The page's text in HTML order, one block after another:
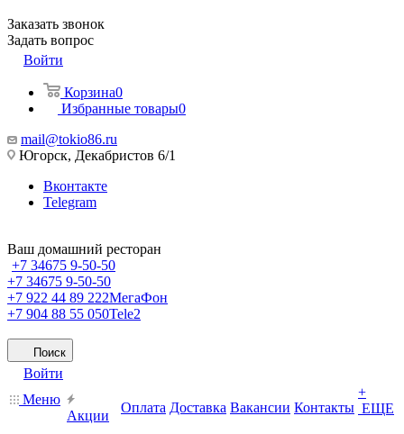
Заказать звонок
Задать вопрос
Войти
Корзина0
Избранные товары0
mail@tokio86.ru
Югорск, Декабристов 6/1
Вконтакте
Telegram
Ваш домашний ресторан
+7 34675 9-50-50
+7 34675 9-50-50
+7 922 44 89 222МегаФон
+7 904 88 55 050Tele2
Поиск
Войти
Меню
Акции
Оплата Доставка Вакансии Контакты
+
ЕЩЕ